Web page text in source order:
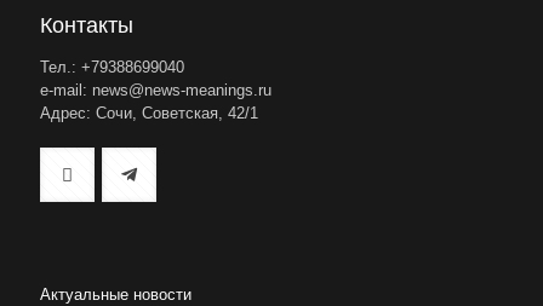
Контакты
Тел.: +79388699040
e-mail: news@news-meanings.ru
Адрес: Сочи, Советская, 42/1
Актуальные новости